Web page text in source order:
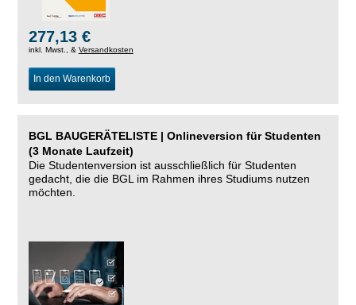
277,13 €
inkl. Mwst., & Versandkosten
In den Warenkorb
BGL BAUGERÄTELISTE | Onlineversion für Studenten
(3 Monate Laufzeit)
Die Studentenversion ist ausschließlich für Studenten
gedacht, die die BGL im Rahmen ihres Studiums nutzen
möchten.